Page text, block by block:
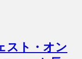
スト・オン